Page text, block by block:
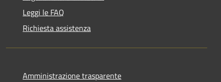
Leggi le FAQ
Richiesta assistenza
Amministrazione trasparente